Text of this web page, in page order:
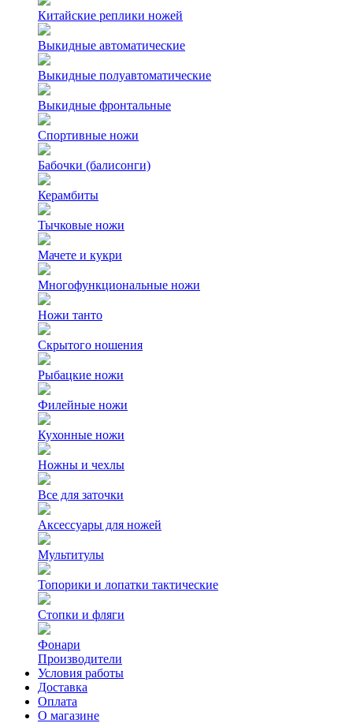
Китайские реплики ножей
Выкидные автоматические
Выкидные полуавтоматические
Выкидные фронтальные
Спортивные ножи
Бабочки (балисонги)
Керамбиты
Тычковые ножи
Мачете и кукри
Многофункциональные ножи
Ножи танто
Скрытого ношения
Рыбацкие ножи
Филейные ножи
Кухонные ножи
Ножны и чехлы
Все для заточки
Аксессуары для ножей
Мультитулы
Топорики и лопатки тактические
Стопки и фляги
Фонари
Производители
Условия работы
Доставка
Оплата
О магазине